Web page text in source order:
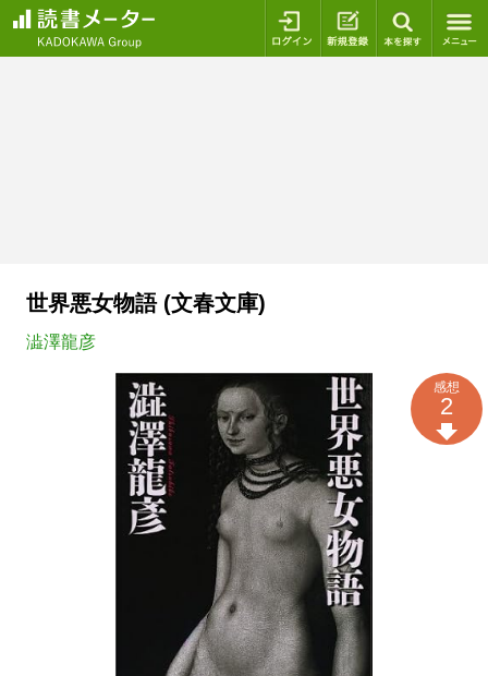
ログイン 新規登録
世界悪女物語 (文春文庫)
澁澤龍彦
感想
2